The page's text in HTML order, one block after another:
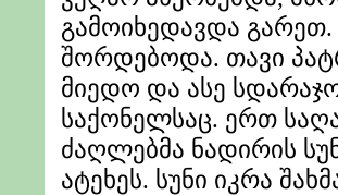
გამოიხედავდა
შორდებოდა. თავი
მიედო და ასე
საქონელსაც. ერთ
ძაღლებმა ნადირის
ატეხეს. სუნი იკრა